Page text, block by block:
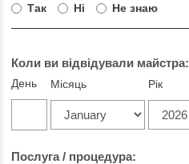
Так Ні Не знаю
Коли ви відвідували майстра:
День Місяць Рік
Послуга / процедура: